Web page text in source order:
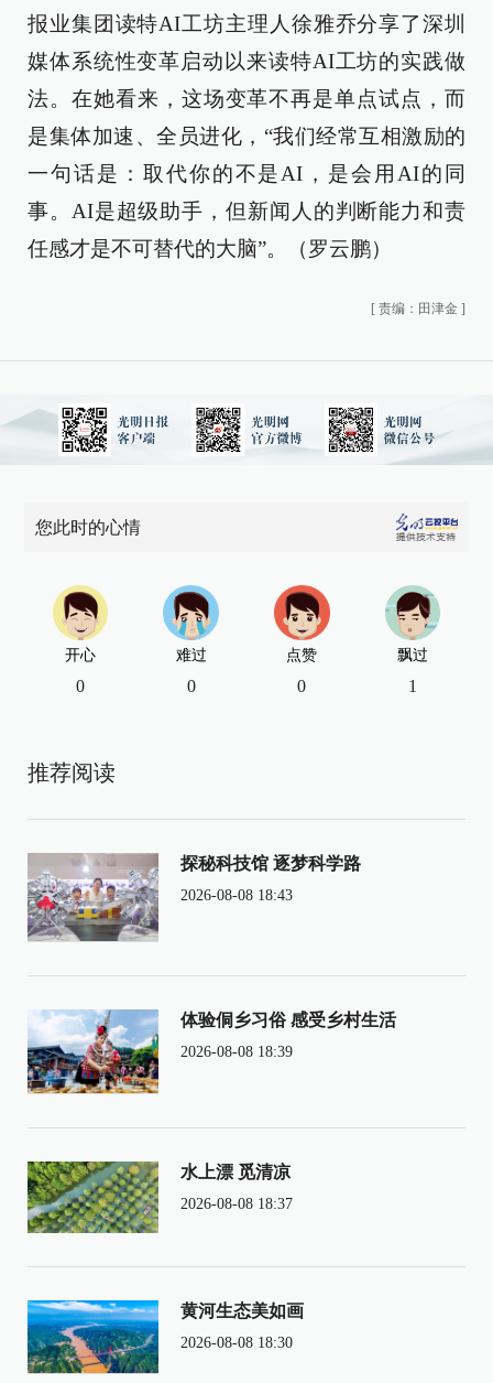
报业集团读特AI工坊主理人徐雅乔分享了深圳
媒体系统性变革启动以来读特AI工坊的实践做
法。在她看来，这场变革不再是单点试点，而
是集体加速、全员进化，“我们经常互相激励的
一句话是：取代你的不是AI，是会用AI的同
事。AI是超级助手，但新闻人的判断能力和责
任感才是不可替代的大脑”。（罗云鹏）
[ 责编：田津金 ]
您此时的心情
开心
0
难过
0
点赞
0
飘过
1
推荐阅读
探秘科技馆 逐梦科学路
2026-08-08 18:43
体验侗乡习俗 感受乡村生活
2026-08-08 18:39
水上漂 觅清凉
2026-08-08 18:37
黄河生态美如画
2026-08-08 18:30